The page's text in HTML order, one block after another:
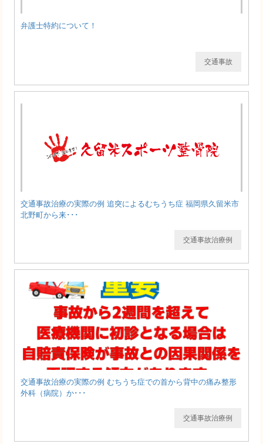
弁護士特約について！
交通事故
交通事故治療の実際の例 追突によるむちうち症 福岡県久留米市
北野町から来･･･
交通事故治療例
交通事故治療の実際の例 むちうち症での首から背中の痛み整形
外科（病院）か･･･
交通事故治療例